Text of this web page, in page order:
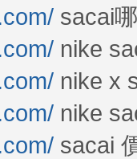
sacai
nike
nike x
nike
sacai